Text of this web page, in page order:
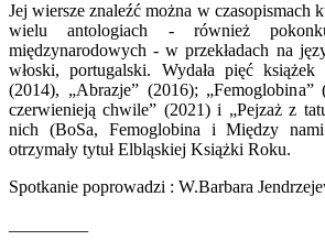
Jej wiersze znaleźć można w czasopismach
wielu antologiach - również
międzynarodowych - w przekładach na
włoski, portugalski. Wydała pięć
(2014), „Abrazje” (2016);
czerwienieją chwile” (2021) i „Pejzaż z
nich (BoSa, Femoglobina i Między
otrzymały tytuł Elbląskiej Książki Roku.
Spotkanie poprowadzi : W.Barbara